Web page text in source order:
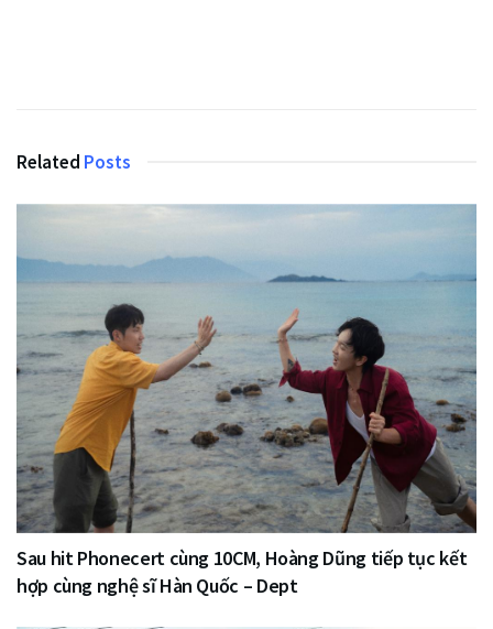
Related Posts
Sau hit Phonecert cùng 10CM, Hoàng Dũng tiếp tục kết
hợp cùng nghệ sĩ Hàn Quốc – Dept